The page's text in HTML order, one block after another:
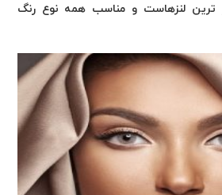
ترین لنزهاست و مناسب همه نوع رنگ